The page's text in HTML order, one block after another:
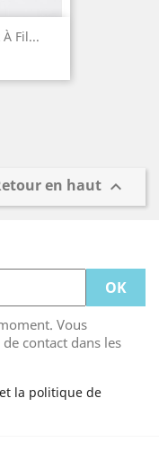
Fil...
en haut 
Vous
contact dans les
la politique de